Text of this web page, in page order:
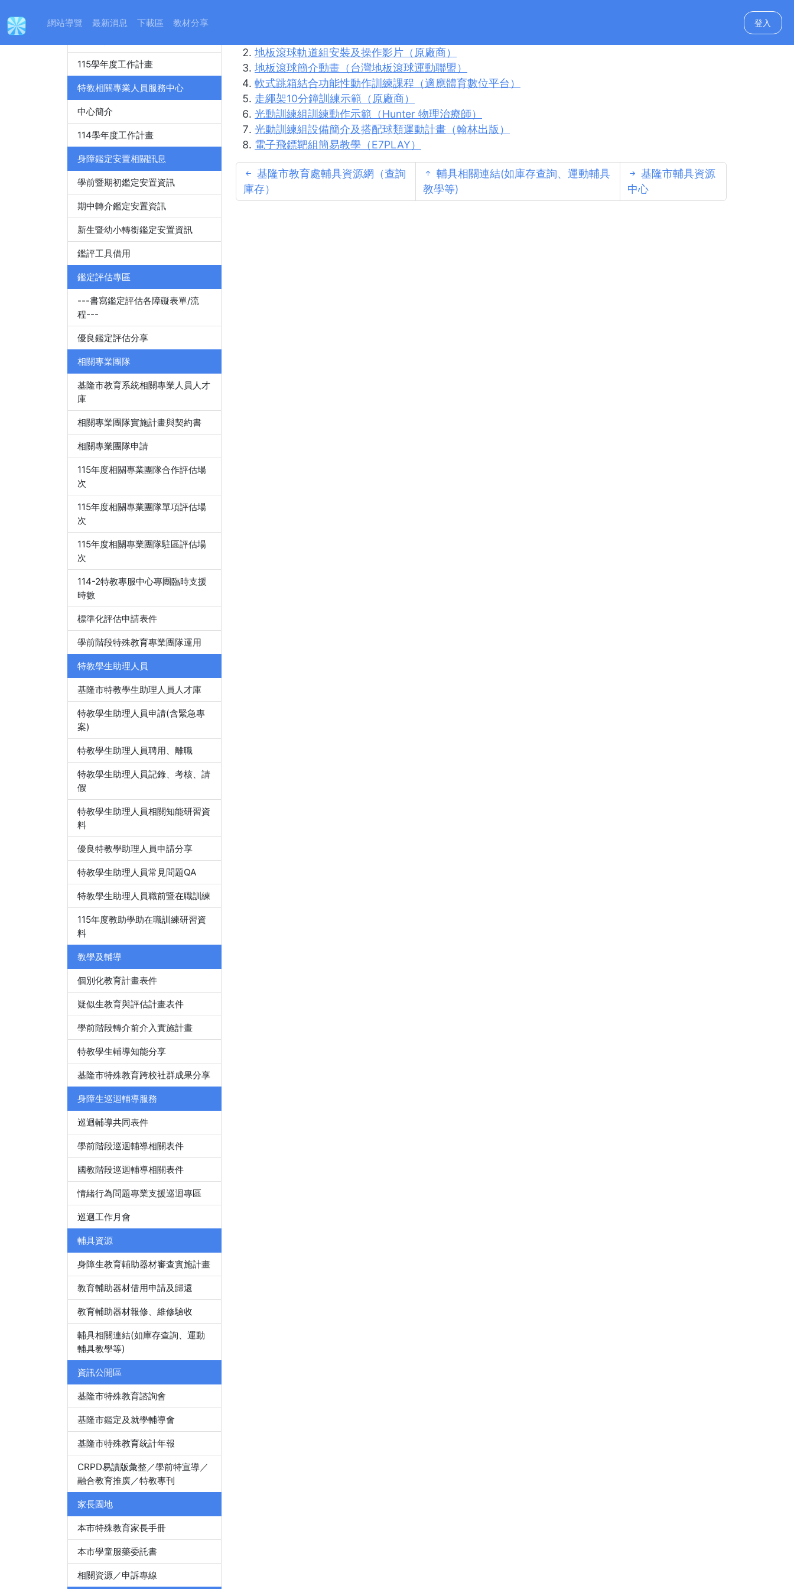
網站導覽 最新消息 下載區 教材分享 登入
身心障礙特殊教育資源中心
115學年度工作計畫
特教相關專業人員服務中心
中心簡介
114學年度工作計畫
身障鑑定安置相關訊息
學前暨期初鑑定安置資訊
期中轉介鑑定安置資訊
新生暨幼小轉銜鑑定安置資訊
鑑評工具借用
鑑定評估專區
---書寫鑑定評估各障礙表單/流
程---
優良鑑定評估分享
相關專業團隊
基隆市教育系統相關專業人員人才
庫
相關專業團隊實施計畫與契約書
相關專業團隊申請
115年度相關專業團隊合作評估場
次
115年度相關專業團隊單項評估場
次
115年度相關專業團隊駐區評估場
次
114-2特教專服中心專團臨時支援
時數
標準化評估申請表件
學前階段特殊教育專業團隊運用
特教學生助理人員
基隆市特教學生助理人員人才庫
特教學生助理人員申請(含緊急專
案)
特教學生助理人員聘用、離職
特教學生助理人員記錄、考核、請
假
特教學生助理人員相關知能研習資
料
優良特教學助理人員申請分享
特教學生助理人員常見問題QA
特教學生助理人員職前暨在職訓練
115年度教助學助在職訓練研習資
料
教學及輔導
個別化教育計畫表件
疑似生教育與評估計畫表件
學前階段轉介前介入實施計畫
特教學生輔導知能分享
基隆市特殊教育跨校社群成果分享
身障生巡迴輔導服務
巡迴輔導共同表件
學前階段巡迴輔導相關表件
國教階段巡迴輔導相關表件
情緒行為問題專業支援巡迴專區
巡迴工作月會
輔具資源
身障生教育輔助器材審查實施計畫
教育輔助器材借用申請及歸還
教育輔助器材報修、維修驗收
輔具相關連結(如庫存查詢、運動
輔具教學等)
資訊公開區
基隆市特殊教育諮詢會
基隆市鑑定及就學輔導會
基隆市特殊教育統計年報
CRPD易讀版彙整／學前特宣導／
融合教育推廣／特教專刊
家長園地
本市特殊教育家長手冊
本市學童服藥委託書
相關資源／申訴專線
地板滾球軌道組安裝及操作影片（原廠商）
地板滾球簡介動畫（台灣地板滾球運動聯盟）
軟式跳箱結合功能性動作訓練課程（適應體育數位平台）
走繩架10分鐘訓練示範（原廠商）
光動訓練組訓練動作示範（Hunter 物理治療師）
光動訓練組設備簡介及搭配球類運動計畫（翰林出版）
電子飛鏢靶組簡易教學（E7PLAY）
基隆市教育處輔具資源網（查詢
庫存）
輔具相關連結(如庫存查詢、運動輔具
教學等)
基隆市輔具資源
中心